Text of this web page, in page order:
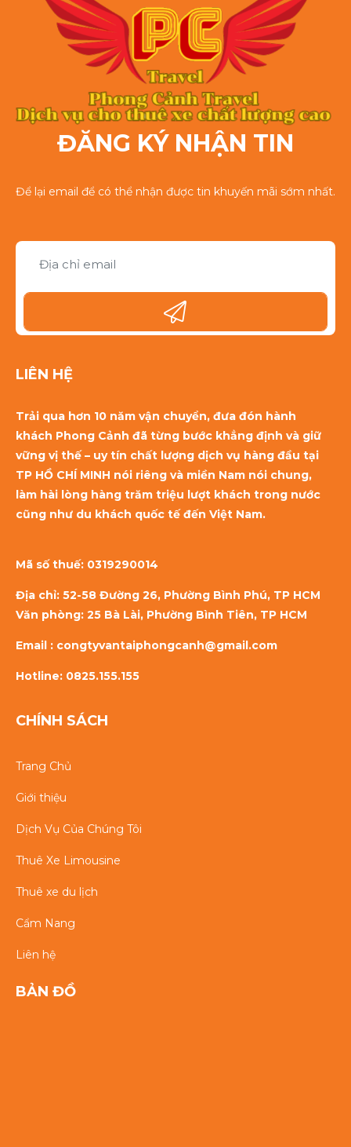
ĐĂNG KÝ NHẬN TIN
Để lại email để có thể nhận được tin khuyến mãi sớm nhất.
LIÊN HỆ
Trải qua hơn 10 năm vận chuyển, đưa đón hành
khách Phong Cảnh đã từng bước khẳng định và giữ
vững vị thế – uy tín chất lượng dịch vụ hàng đầu tại
TP HỒ CHÍ MINH nói riêng và miền Nam nói chung,
làm hài lòng hàng trăm triệu lượt khách trong nước
cũng như du khách quốc tế đến Việt Nam.
Mã số thuế: 0319290014
Địa chỉ: 52-58 Đường 26, Phường Bình Phú, TP HCM
Văn phòng: 25 Bà Lài, Phường Bình Tiên, TP HCM
Email : congtyvantaiphongcanh@gmail.com
Hotline: 0825.155.155
CHÍNH SÁCH
Trang Chủ
Giới thiệu
Dịch Vụ Của Chúng Tôi
Thuê Xe Limousine
Thuê xe du lịch
Cẩm Nang
Liên hệ
BẢN ĐỒ